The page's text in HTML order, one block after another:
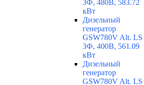
3Ф, 480В, 583.72
кВт
Дизельный
генератор
GSW780V Alt. LS
3Ф, 400В, 561.09
кВт
Дизельный
генератор
GSW780V Alt. LS